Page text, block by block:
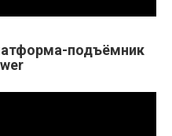
подъёмник